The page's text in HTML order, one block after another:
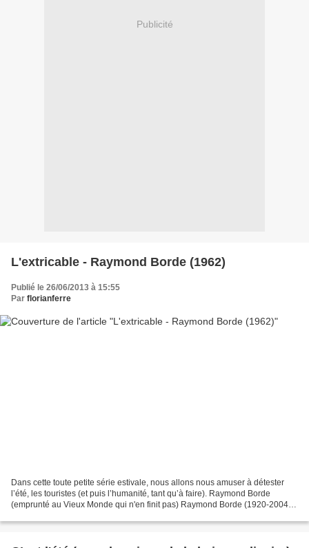
Publicité
L'extricable - Raymond Borde (1962)
Publié le 26/06/2013 à 15:55
Par florianferre
Dans cette toute petite série estivale, nous allons nous amuser à détester
l’été, les touristes (et puis l’humanité, tant qu’à faire). Raymond Borde
(emprunté au Vieux Monde qui n'en finit pas) Raymond Borde (1920-2004)